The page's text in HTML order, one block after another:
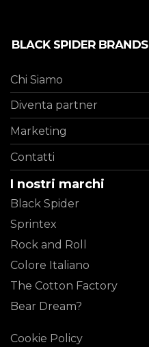
Chi Siamo
Diventa partner
Marketing
Contatti
I nostri marchi
Black Spider
Sprintex
Rock and Roll
Colore Italiano
The Cotton Factory
Bear Dream?
Cookie Policy